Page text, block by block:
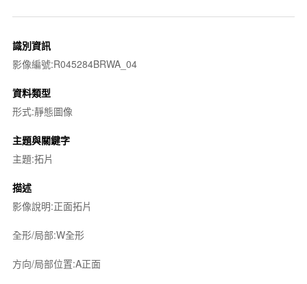
識別資訊
影像編號:R045284BRWA_04
資料類型
形式:靜態圖像
主題與關鍵字
主題:拓片
描述
影像說明:正面拓片
全形/局部:W全形
方向/局部位置:A正面